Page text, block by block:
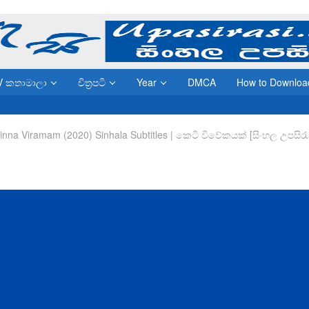
කතාමාලා චිත්‍රපටි Year DMCA How to
Viramam (2020) Sinhala Subtitles | කෙටි විවේකයක් [සිංහල